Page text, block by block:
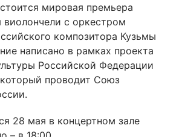
мировая премьера
с оркестром
композитора Кузьмы
написано в рамках проекта
Российской Федерации
проводит Союз
28 мая в концертном зале